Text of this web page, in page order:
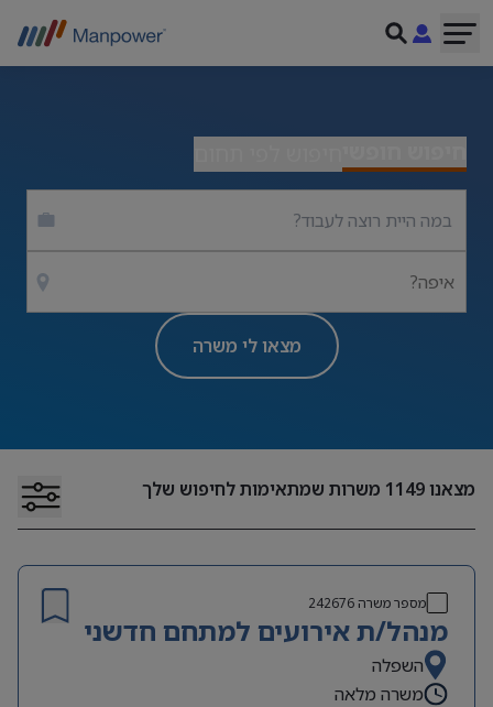
איפה?
מצאו לי משרה
מצאנו1149 משרות שמתאימות לחיפוש שלך
מספר משרה242676
מנהל/ת אירועים למתחם חדשני
השפלה
משרה מלאה